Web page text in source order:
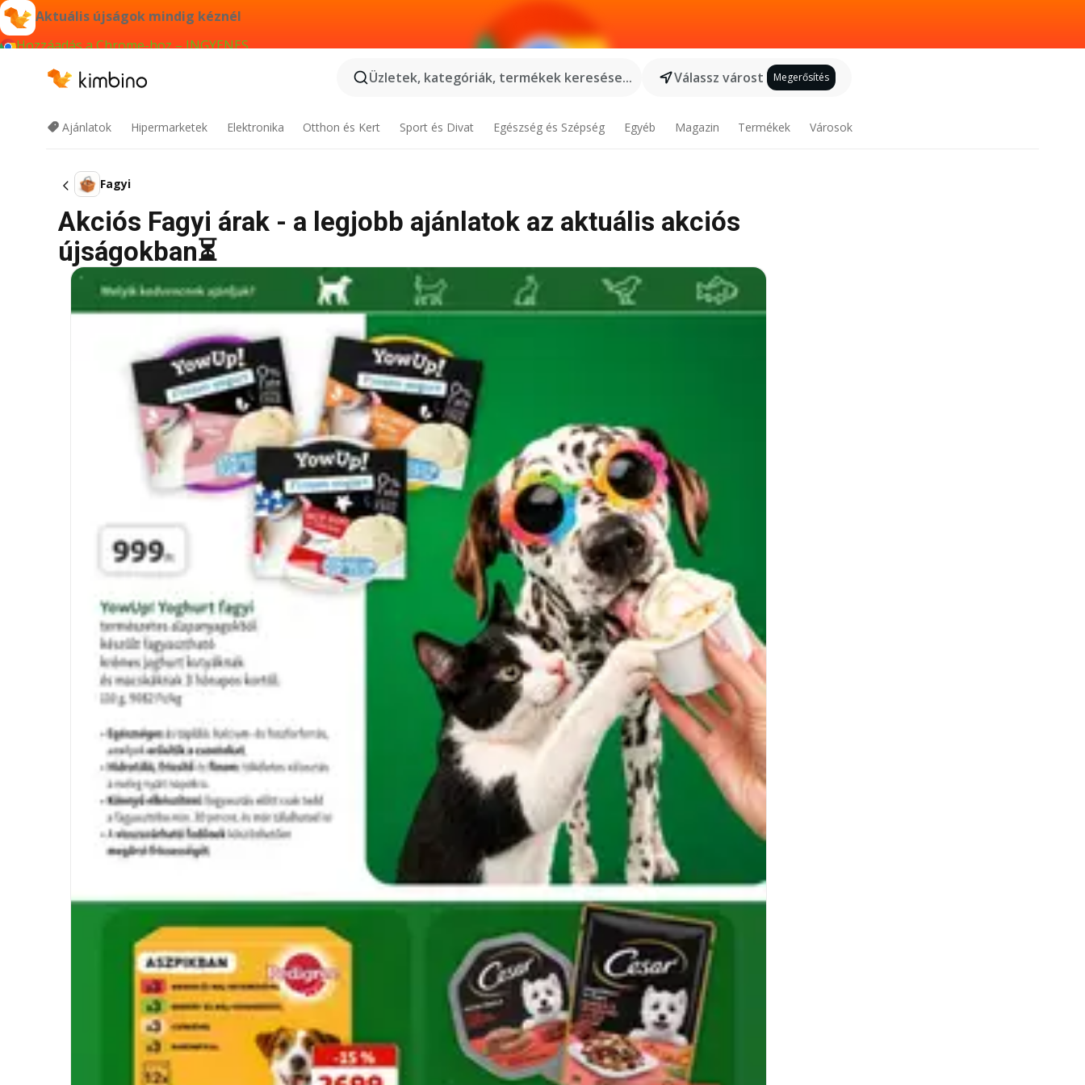
Aktuális újságok mindig kéznél
Hozzáadás a Chrome-hoz – INGYENES
Üzletek, kategóriák, termékek keresése...
Válassz várost Megerősítés
Ajánlatok Hipermarketek Elektronika Otthon és Kert Sport és Divat Egészség és Szépség Egyéb Magazin Termékek Városok
Fagyi
Akciós Fagyi árak - a legjobb ajánlatok az aktuális akciós
újságokban⏳